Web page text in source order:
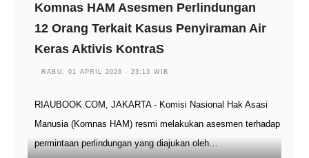
Komnas HAM Asesmen Perlindungan
12 Orang Terkait Kasus Penyiraman Air
Keras Aktivis KontraS
RABU, 01 APRIL 2026 - 23:13 WIB
RIAUBOOK.COM, JAKARTA - Komisi Nasional Hak Asasi
Manusia (Komnas HAM) resmi melakukan asesmen terhadap
permintaan perlindungan yang diajukan oleh…